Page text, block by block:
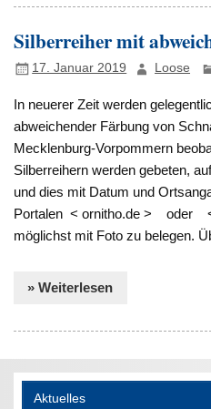
Silberreiher mit
17. Januar 2019 Loose
In neuerer Zeit werden
abweichender Färbung von
Mecklenburg-Vorpommern
Silberreihern werden gebeten,
und dies mit Datum und
Portalen < ornitho.de > oder
möglichst mit Foto zu belegen.
» Weiterlesen
Aktuelles